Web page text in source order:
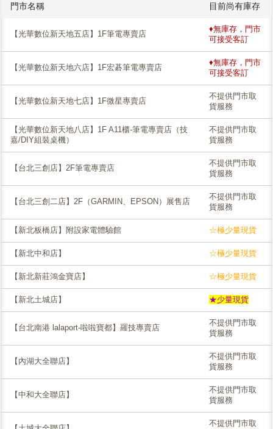
門市名稱 目前尚有庫存
【光華數位新天地五店】1F筆電專賣店
♦無庫存，門市
可接受客訂
【光華數位新天地六店】1F宏碁筆電專賣店
♦無庫存，門市
可接受客訂
【光華數位新天地七店】1F微星專賣店
不提供門市取
貨服務
【光華數位新天地八店】1F A11櫃-筆電專賣店（技
嘉/DIY組裝桌機）
不提供門市取
貨服務
【台北三創店】2F筆電專賣店
不提供門市取
貨服務
【台北三創二店】2F（GARMIN、EPSON）展售店
不提供門市取
貨服務
【新北板橋店】附設家電體驗館 ☆極少量現貨
【新北中和店】 ☆極少量現貨
【新北新莊鴻金寶店】 ☆極少量現貨
【新北土城店】 ★少量現貨
【台北南港 lalaport-啦啦寶都】羅技專賣店
不提供門市取
貨服務
【內湖大全聯店】
不提供門市取
貨服務
【中和大全聯店】
不提供門市取
貨服務
不提供門市取